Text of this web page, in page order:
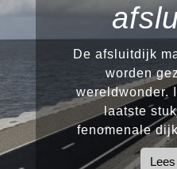
De afsluitdijk
worden
wereldwonder.
laatste
fenomenale